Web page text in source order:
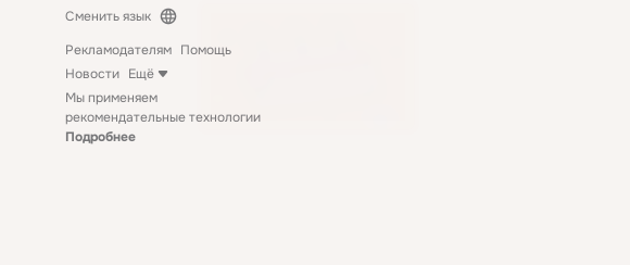
Сменить язык
Рекламодателям Помощь
Новости Ещё
Мы применяем
рекомендательные технологии
Подробнее